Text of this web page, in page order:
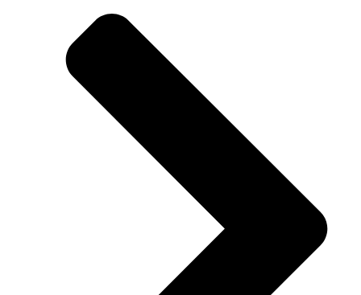
viagra 2026 fiyatları
viagra 100 mg fiyat